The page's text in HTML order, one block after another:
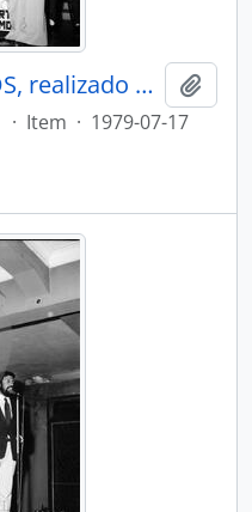
Comício político do CDS, realizado em Oliveira de Azeméis
· Item · 1979-07-17